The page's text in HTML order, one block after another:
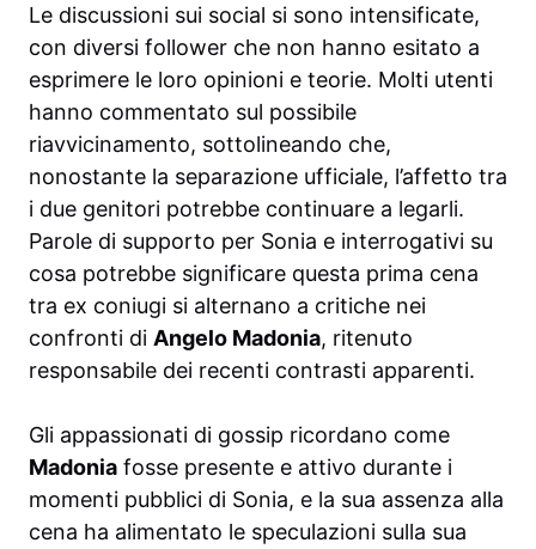
Le discussioni sui social si sono intensificate,
con diversi follower che non hanno esitato a
esprimere le loro opinioni e teorie. Molti utenti
hanno commentato sul possibile
riavvicinamento, sottolineando che,
nonostante la separazione ufficiale, l’affetto tra
i due genitori potrebbe continuare a legarli.
Parole di supporto per Sonia e interrogativi su
cosa potrebbe significare questa prima cena
tra ex coniugi si alternano a critiche nei
confronti di Angelo Madonia, ritenuto
responsabile dei recenti contrasti apparenti.
Gli appassionati di gossip ricordano come
Madonia fosse presente e attivo durante i
momenti pubblici di Sonia, e la sua assenza alla
cena ha alimentato le speculazioni sulla sua